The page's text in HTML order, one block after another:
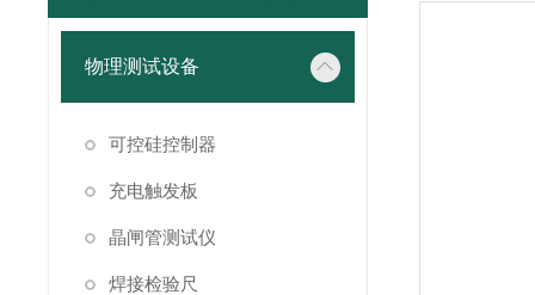
物理测试设备
可控硅控制器
充电触发板
晶闸管测试仪
焊接检验尺